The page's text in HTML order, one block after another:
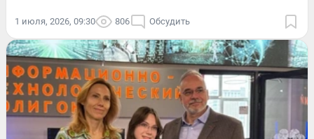
1 июля, 2026, 09:30 806 Обсудить